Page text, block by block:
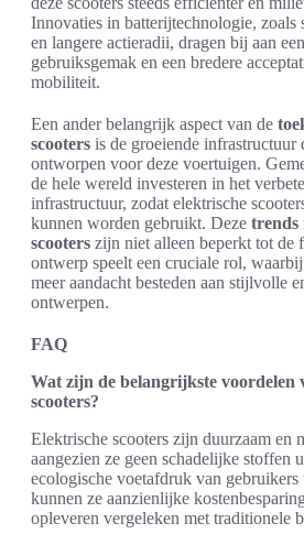
Innovaties in batterijtechnologie, zoals
en langere actieradii, dragen bij aan
gebruiksgemak en een bredere
mobiliteit.
Een ander belangrijk aspect van de
scooters is de groeiende infrastructuur
ontworpen voor deze voertuigen.
de hele wereld investeren in het
infrastructuur, zodat elektrische
kunnen worden gebruikt. Deze trends
scooters zijn niet alleen beperkt tot de
ontwerp speelt een cruciale rol,
meer aandacht besteden aan stijlvolle
ontwerpen.
FAQ
Wat zijn de belangrijkste voordelen
scooters?
Elektrische scooters zijn duurzaam en
aangezien ze geen schadelijke stoffen
ecologische voetafdruk van
kunnen ze aanzienlijke
opleveren vergeleken met traditionele